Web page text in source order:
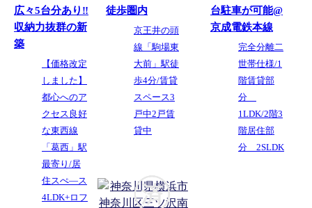
広々5台分あり‼
収納力抜群の新
築
【価格改定
しました】
都心へのア
クセス良好
な東西線
「葛西」駅
最寄り/居
住スぺ―ス
4LDK+ロフ
徒歩圏内
京王井の頭
線「駒場東
大前」駅徒
歩4分/賃貸
スペース3
戸中2戸賃
貸中
台駐車が可能@
京成電鉄本線
完全分離二
世帯仕様/1
階賃貸部
分
1LDK/2階3
階居住部
分 2SLDK